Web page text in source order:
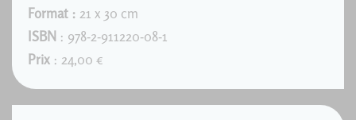
Format : 21 x 30 cm
ISBN : 978-2-911220-08-1
Prix : 24,00 €